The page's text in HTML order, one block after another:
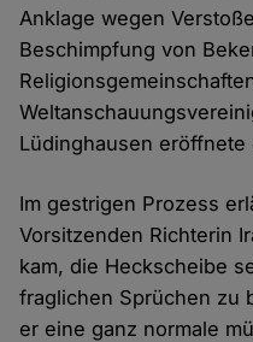
Anklage wegen
Beschimpfung von
Lüdinghausen eröffnete
Im gestrigen Prozess
Vorsitzenden Richterin
kam, die Heckscheibe
fraglichen Sprüchen zu
er eine ganz normale